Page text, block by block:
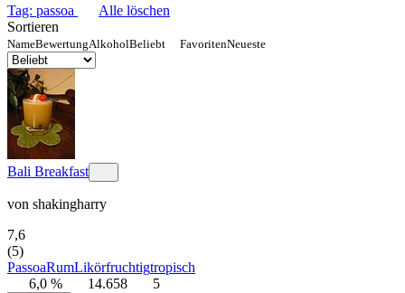
Tag: passoa
Alle löschen
Sortieren
NameBewertungAlkoholBeliebt FavoritenNeueste
Bali Breakfast
von shakingharry
7,6
(5)
PassoaRumLikörfruchtigtropisch
6,0 %
14.658 5